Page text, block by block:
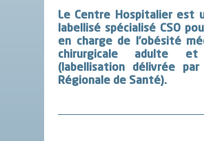
Le Centre Hospitalier est
labellisé spécialisé CSO
en charge de l’obésité
chirurgicale adulte
(labellisation délivrée par
Régionale de Santé).